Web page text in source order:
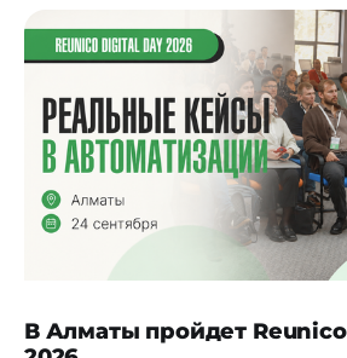
В Алматы пройдет